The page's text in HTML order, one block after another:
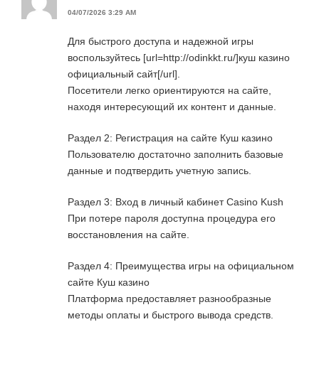
04/07/2026 3:29 AM
Для быстрого доступа и надежной игры
воспользуйтесь [url=http://odinkkt.ru/]куш казино
официальный сайт[/url].
Посетители легко ориентируются на сайте,
находя интересующий их контент и данные.
Раздел 2: Регистрация на сайте Куш казино
Пользователю достаточно заполнить базовые
данные и подтвердить учетную запись.
Раздел 3: Вход в личный кабинет Casino Kush
При потере пароля доступна процедура его
восстановления на сайте.
Раздел 4: Преимущества игры на официальном
сайте Куш казино
Платформа предоставляет разнообразные
методы оплаты и быстрого вывода средств.